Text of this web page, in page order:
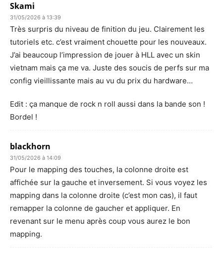
Skami
31/05/2026 à 13:39
Très surpris du niveau de finition du jeu. Clairement les
tutoriels etc. c’est vraiment chouette pour les nouveaux.
J’ai beaucoup l’impression de jouer à HLL avec un skin
vietnam mais ça me va. Juste des soucis de perfs sur ma
config vieillissante mais au vu du prix du hardware…
Edit : ça manque de rock n roll aussi dans la bande son !
Bordel !
blackhorn
31/05/2026 à 14:09
Pour le mapping des touches, la colonne droite est
affichée sur la gauche et inversement. Si vous voyez les
mapping dans la colonne droite (c’est mon cas), il faut
remapper la colonne de gaucher et appliquer. En
revenant sur le menu après coup vous aurez le bon
mapping.